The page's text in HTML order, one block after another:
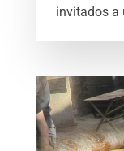
invitados a